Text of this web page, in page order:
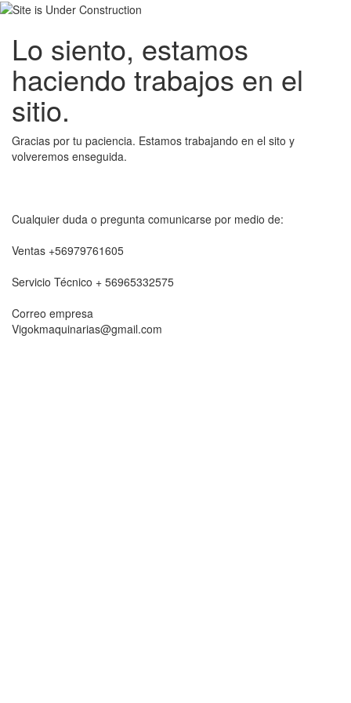
Lo siento, estamos
haciendo trabajos en el
sitio.
Gracias por tu paciencia. Estamos trabajando en el sito y
volveremos enseguida.
Cualquier duda o pregunta comunicarse por medio de:
Ventas +56979761605
Servicio Técnico + 56965332575
Correo empresa
Vigokmaquinarias@gmail.com